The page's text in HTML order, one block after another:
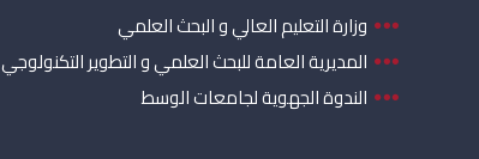
وزارة التعليم العالي و البحث العلمي
المديرية العامة للبحث العلمي و التطوير التكنولوجي
الندوة الجهوية لجامعات الوسط